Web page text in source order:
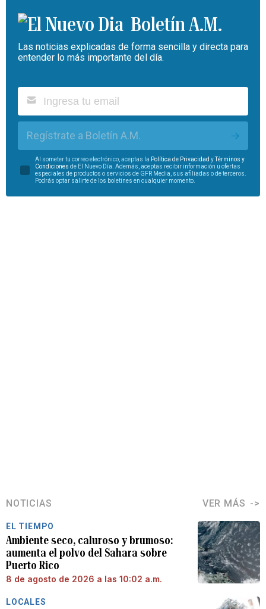
Boletín A.M.
Las noticias explicadas de forma sencilla y directa para
entender lo más importante del día.
Regístrate a Boletín A.M.
Al someter tu correo electrónico, aceptas la Política de Privacidad yTérminos y
Condiciones de El Nuevo Día. Además, aceptas recibir información u ofertas
especiales de productos o servicios de GFR Media, sus afiliadas o de terceros.
Podrás optar salirte de los boletines en cualquier momento.
NOTICIAS VER MÁS
EL TIEMPO
Ambiente seco, caluroso y brumoso:
aumenta el polvo del Sahara sobre
Puerto Rico
8 de agosto de 2026 a las 10:02 a.m.
LOCALES